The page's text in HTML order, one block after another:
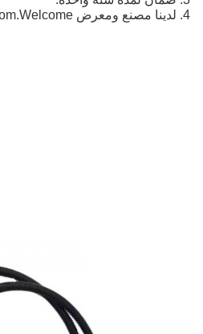
4. لدينا مصنع ومعرض room.Welcome لزيارتنا.